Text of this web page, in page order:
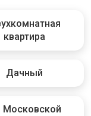
квартира
Дачный
Московской